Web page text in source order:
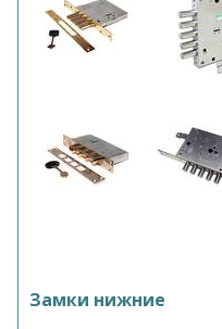
Замки нижние